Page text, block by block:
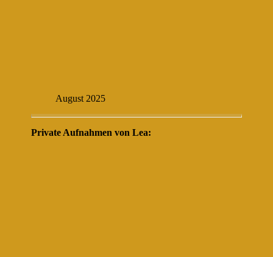
August 2025
Private Aufnahmen von Lea: